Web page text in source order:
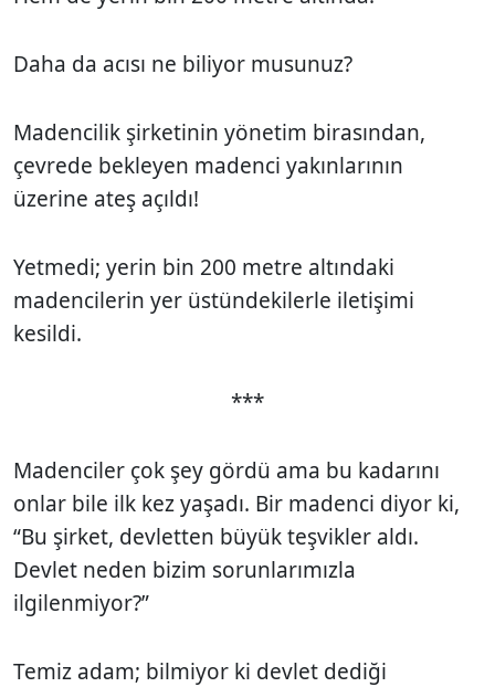
Daha da acısı ne biliyor musunuz?
Madencilik şirketinin yönetim birasından,
çevrede bekleyen madenci yakınlarının
üzerine ateş açıldı!
Yetmedi; yerin bin 200 metre altındaki
madencilerin yer üstündekilerle iletişimi
kesildi.
***
Madenciler çok şey gördü ama bu kadarını
onlar bile ilk kez yaşadı. Bir madenci diyor ki,
“Bu şirket, devletten büyük teşvikler aldı.
Devlet neden bizim sorunlarımızla
ilgilenmiyor?”
Temiz adam; bilmiyor ki devlet dediği